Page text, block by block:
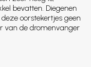
bevatten. Diegenen
oorstekertjes geen
van de dromenvanger